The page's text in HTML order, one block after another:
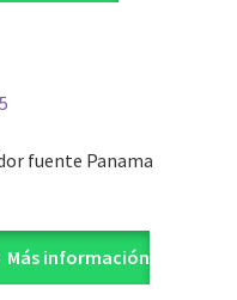
fuente Panama
Más información